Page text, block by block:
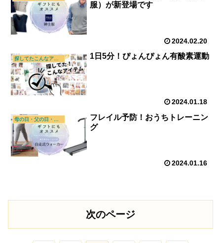
服）が新登場です
2024.02.20
探してたこんなアイテム 1日5分！ぴょんぴょん有酸素運動
2024.01.18
母の日・父の日・敬老の日
フレイル予防！おうちトレーニン
グ
2024.01.16
次のページ